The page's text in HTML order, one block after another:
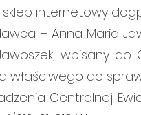
sklep internetowy
– Anna Maria
wpisany do
właściwego do
Centralnej